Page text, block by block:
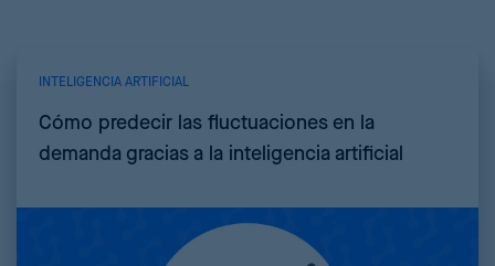
INTELIGENCIA ARTIFICIAL
Cómo predecir las fluctuaciones en la
demanda gracias a la inteligencia artificial